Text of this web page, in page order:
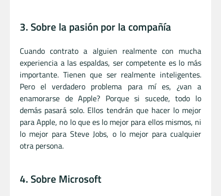
3. Sobre la pasión por la compañía
Cuando contrato a alguien realmente con mucha
experiencia a las espaldas, ser competente es lo más
importante. Tienen que ser realmente inteligentes.
Pero el verdadero problema para mí es, ¿van a
enamorarse de Apple? Porque si sucede, todo lo
demás pasará solo. Ellos tendrán que hacer lo mejor
para Apple, no lo que es lo mejor para ellos mismos, ni
lo mejor para Steve Jobs, o lo mejor para cualquier
otra persona.
4. Sobre Microsoft